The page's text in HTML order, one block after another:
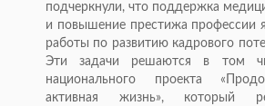
подчеркнули, что поддержка
и повышение престижа профессии
работы по развитию кадрового
Эти задачи решаются в том
национального проекта
активная жизнь», который